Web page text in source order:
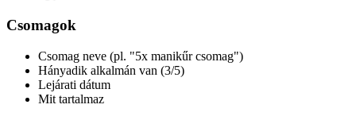
Csomagok
Csomag neve (pl. "5x manikűr csomag")
Hányadik alkalmán van (3/5)
Lejárati dátum
Mit tartalmaz